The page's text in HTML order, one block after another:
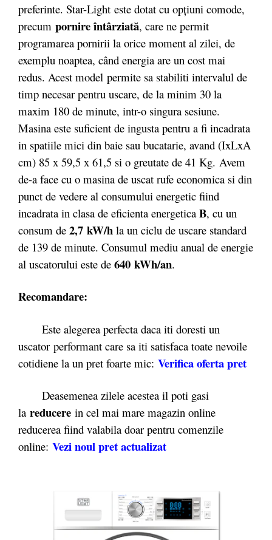
preferinte. Star-Light este dotat cu opţiuni comode,
precum pornire întârziată, care ne permit
programarea pornirii la orice moment al zilei, de
exemplu noaptea, când energia are un cost mai
redus. Acest model permite sa stabiliti intervalul de
timp necesar pentru uscare, de la minim 30 la
maxim 180 de minute, intr-o singura sesiune.
Masina este suficient de ingusta pentru a fi incadrata
in spatiile mici din baie sau bucatarie, avand (IxLxA
cm) 85 x 59,5 x 61,5 si o greutate de 41 Kg. Avem
de-a face cu o masina de uscat rufe economica si din
punct de vedere al consumului energetic fiind
incadrata in clasa de eficienta energetica B, cu un
consum de 2,7 kW/h la un ciclu de uscare standard
de 139 de minute. Consumul mediu anual de energie
al uscatorului este de 640 kWh/an.
Recomandare:
Este alegerea perfecta daca iti doresti un
uscator performant care sa iti satisfaca toate nevoile
cotidiene la un pret foarte mic: Verifica oferta pret
Deasemenea zilele acestea il poti gasi
la reducere in cel mai mare magazin online
reducerea fiind valabila doar pentru comenzile
online: Vezi noul pret actualizat